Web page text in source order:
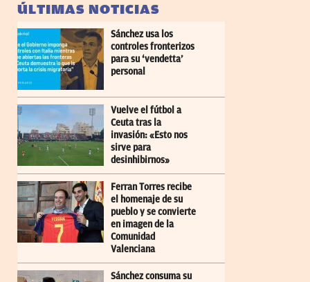
ÚLTIMAS NOTICIAS
Sánchez usa los
controles fronterizos
para su ‘vendetta’
personal
Vuelve el fútbol a
Ceuta tras la
invasión: «Esto nos
sirve para
desinhibirnos»
Ferran Torres recibe
el homenaje de su
pueblo y se convierte
en imagen de la
Comunidad
Valenciana
Sánchez consuma su